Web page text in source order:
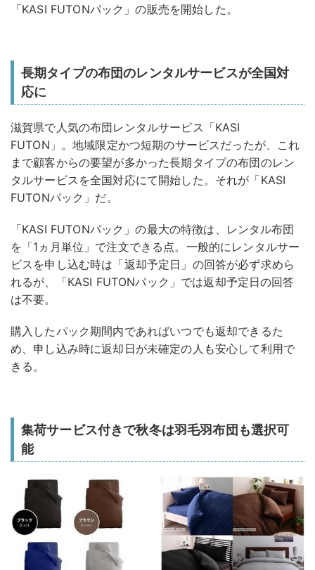
「KASI FUTONパック」の販売を開始した。
長期タイプの布団のレンタルサービスが全国対
応に
滋賀県で人気の布団レンタルサービス「KASI
FUTON」。地域限定かつ短期のサービスだったが、これ
まで顧客からの要望が多かった長期タイプの布団のレン
タルサービスを全国対応にて開始した。それが「KASI
FUTONパック」だ。
「KASI FUTONパック」の最大の特徴は、レンタル布団
を「1ヵ月単位」で注文できる点。一般的にレンタルサー
ビスを申し込む時は「返却予定日」の回答が必ず求めら
れるが、「KASI FUTONパック」では返却予定日の回答
は不要。
購入したパック期間内であればいつでも返却できるた
め、申し込み時に返却日が未確定の人も安心して利用で
きる。
集荷サービス付きで秋冬は羽毛羽布団も選択可
能